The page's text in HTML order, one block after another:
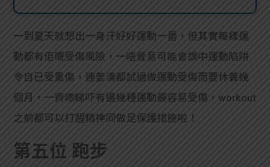
貸款
計數
機
理財
Gui
de
一到夏天就想出一身汗好好運動一番，但其實每樣運
動都有佢嘅受傷風險，一唔覺意可能會誤中運動陷阱
令自已受重傷，連姜濤都試過做運動受傷而要休養幾
個月，一齊嚟睇吓有邊幾種運動最容易受傷，workout
之前都可以打醒精神同做足保護措施啦！
第五位 跑步